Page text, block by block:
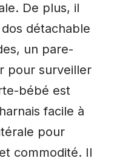
De plus, il
détachable
un pare-
pour surveiller
bébé est
facile à
pour
commodité. Il